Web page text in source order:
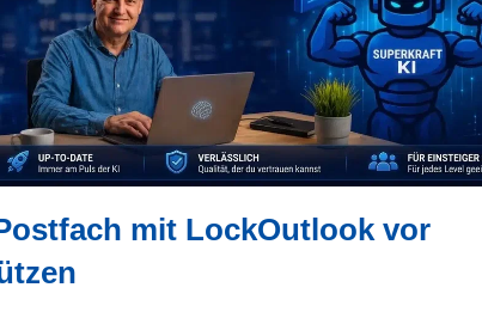
mit LockOutlook vor